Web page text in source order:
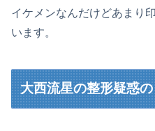
イケメンなんだけどあまり
います。
大西流星の整形疑惑